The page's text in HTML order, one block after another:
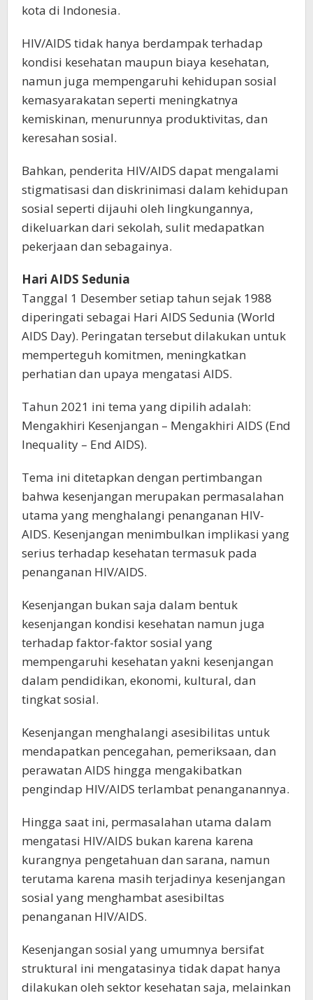
kota di Indonesia.
HIV/AIDS tidak hanya berdampak terhadap
kondisi kesehatan maupun biaya kesehatan,
namun juga mempengaruhi kehidupan sosial
kemasyarakatan seperti meningkatnya
kemiskinan, menurunnya produktivitas, dan
keresahan sosial.
Bahkan, penderita HIV/AIDS dapat mengalami
stigmatisasi dan diskrinimasi dalam kehidupan
sosial seperti dijauhi oleh lingkungannya,
dikeluarkan dari sekolah, sulit medapatkan
pekerjaan dan sebagainya.
Hari AIDS Sedunia
Tanggal 1 Desember setiap tahun sejak 1988
diperingati sebagai Hari AIDS Sedunia (World
AIDS Day). Peringatan tersebut dilakukan untuk
memperteguh komitmen, meningkatkan
perhatian dan upaya mengatasi AIDS.
Tahun 2021 ini tema yang dipilih adalah:
Mengakhiri Kesenjangan – Mengakhiri AIDS (End
Inequality – End AIDS).
Tema ini ditetapkan dengan pertimbangan
bahwa kesenjangan merupakan permasalahan
utama yang menghalangi penanganan HIV-
AIDS. Kesenjangan menimbulkan implikasi yang
serius terhadap kesehatan termasuk pada
penanganan HIV/AIDS.
Kesenjangan bukan saja dalam bentuk
kesenjangan kondisi kesehatan namun juga
terhadap faktor-faktor sosial yang
mempengaruhi kesehatan yakni kesenjangan
dalam pendidikan, ekonomi, kultural, dan
tingkat sosial.
Kesenjangan menghalangi asesibilitas untuk
mendapatkan pencegahan, pemeriksaan, dan
perawatan AIDS hingga mengakibatkan
pengindap HIV/AIDS terlambat penanganannya.
Hingga saat ini, permasalahan utama dalam
mengatasi HIV/AIDS bukan karena karena
kurangnya pengetahuan dan sarana, namun
terutama karena masih terjadinya kesenjangan
sosial yang menghambat asesibiltas
penanganan HIV/AIDS.
Kesenjangan sosial yang umumnya bersifat
struktural ini mengatasinya tidak dapat hanya
dilakukan oleh sektor kesehatan saja, melainkan